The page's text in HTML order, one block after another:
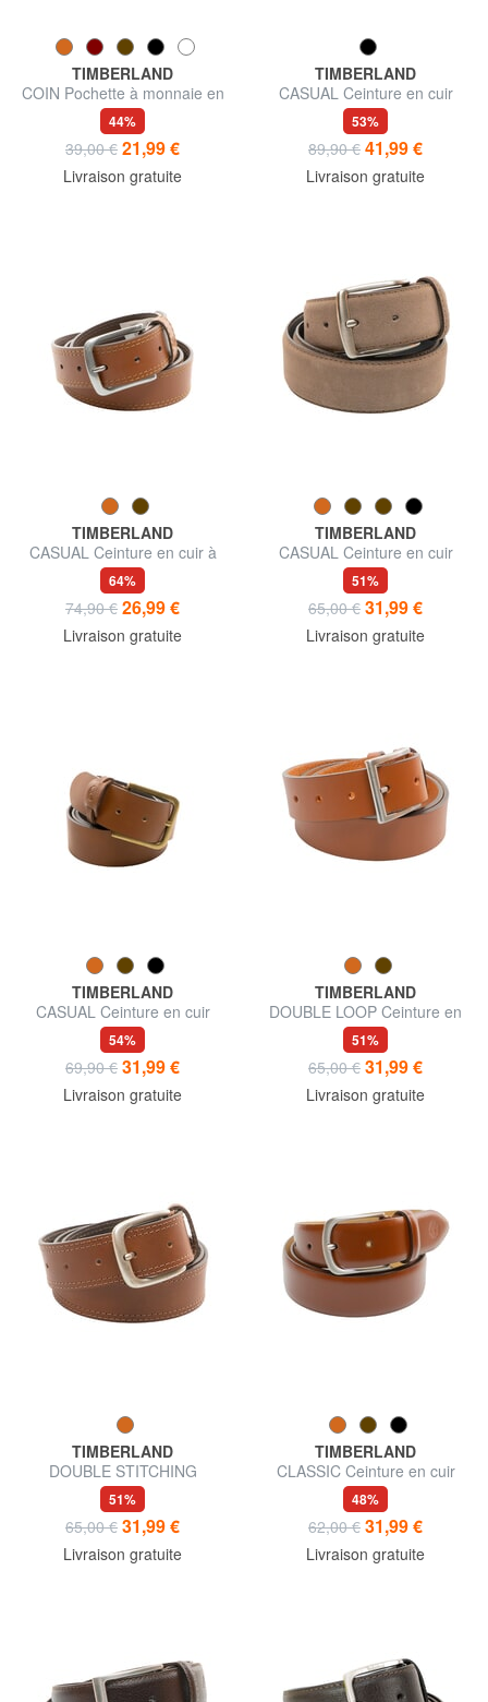
TIMBERLAND
COIN Pochette à monnaie en
cuir
44%
39,00 € 21,99 €
Livraison gratuite
TIMBERLAND
CASUAL Ceinture en cuir
double face
53%
89,90 € 41,99 €
Livraison gratuite
TIMBERLAND
CASUAL Ceinture en cuir à
double couture
64%
74,90 € 26,99 €
Livraison gratuite
TIMBERLAND
CASUAL Ceinture en cuir
suédé pouvant être raccourcie
51%
65,00 € 31,99 €
Livraison gratuite
TIMBERLAND
CASUAL Ceinture en cuir
raccourcissable
54%
69,90 € 31,99 €
Livraison gratuite
TIMBERLAND
DOUBLE LOOP Ceinture en
cuir raccourcissable
51%
65,00 € 31,99 €
Livraison gratuite
TIMBERLAND
DOUBLE STITCHING
Ceinture en cuir
raccourcissable
51%
65,00 € 31,99 €
Livraison gratuite
TIMBERLAND
CLASSIC Ceinture en cuir
raccourcissable
48%
62,00 € 31,99 €
Livraison gratuite